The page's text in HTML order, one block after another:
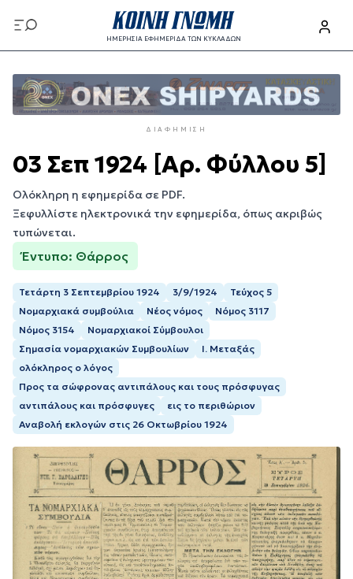
προς
το
περιεχόμενο
ΗΜΕΡΗΣΙΑ ΕΦΗΜΕΡΙΔΑ ΤΩΝ ΚΥΚΛΑΔΩΝ
προς
το
κυρίως
ΔΙΑΦΉΜΙΣΗ
03 Σεπ 1924 [Αρ. Φύλλου 5]
Ολόκληρη η εφημερίδα σε PDF.
Ξεφυλλίστε ηλεκτρονικά την εφημερίδα, όπως ακριβώς
τυπώνεται.
Έντυπο: Θάρρος
Τετάρτη 3 Σεπτεμβρίου 1924 3/9/1924
Τεύχος 5
Νομαρχιακά συμβούλια
Νέος νόμος
Νόμος 3117
Νόμος 3154
Νομαρχιακοί Σύμβουλοι
Σημασία νομαρχιακών Συμβουλίων
Ι. Μεταξάς
ολόκληρος ο λόγος
Προς τα σώφρονας αντιπάλους και τους πρόσφυγας
αντιπάλους και πρόσφυγες
εις το περιθώριον
Αναβολή εκλογών στις 26 Οκτωβρίου 1924